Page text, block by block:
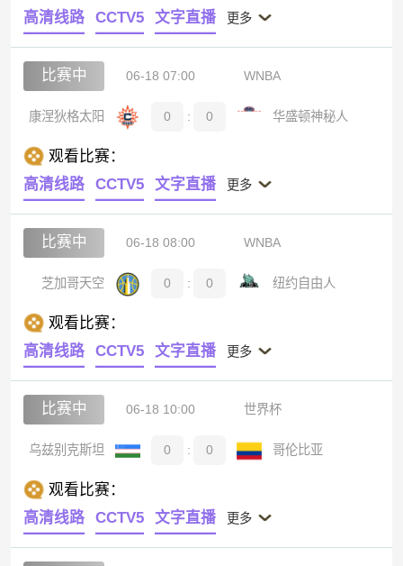
高清线路
CCTV5 文字直播 更多
比赛中 06-18 07:00 WNBA
康涅狄格太阳 0 : 0 华盛顿神秘人
观看比赛：
高清线路
CCTV5 文字直播 更多
比赛中 06-18 08:00 WNBA
芝加哥天空 0 : 0 纽约自由人
观看比赛：
高清线路
CCTV5 文字直播 更多
比赛中 06-18 10:00 世界杯
乌兹别克斯坦 0 : 0 哥伦比亚
观看比赛：
高清线路
CCTV5 文字直播 更多